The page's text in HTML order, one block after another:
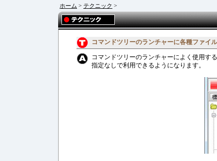
ホーム > テクニック >
コマンドツリーのランチャーに各種ファイ
コマンドツリーのランチャーによく使用す
指定なしで利用できるようになります。